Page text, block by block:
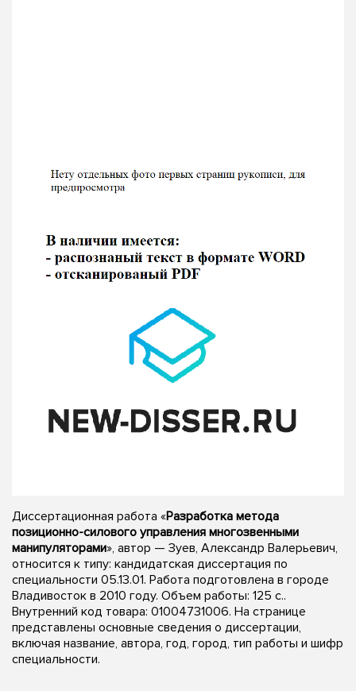
Диссертационная работа «Разработка метода
позиционно-силового управления многозвенными
манипуляторами», автор — Зуев, Александр Валерьевич,
относится к типу: кандидатская диссертация по
специальности 05.13.01. Работа подготовлена в городе
Владивосток в 2010 году. Объем работы: 125 с..
Внутренний код товара: 01004731006. На странице
представлены основные сведения о диссертации,
включая название, автора, год, город, тип работы и шифр
специальности.